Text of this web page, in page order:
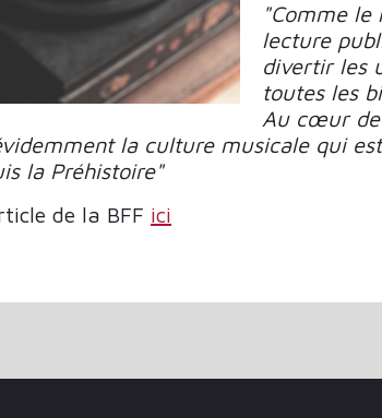
"Comme
lecture
divertir les
toutes les
Au cœur de
la culture musicale qui
la Préhistoire"
de la BFF ici
ÉDITORIALE À L'HEURE DU